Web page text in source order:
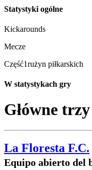
Statystyki ogólne
Kickarounds
Mecze
Część1rużyn piłkarskich
W statystykach gry
Główne
La Floresta F.C.
Equipo abierto del